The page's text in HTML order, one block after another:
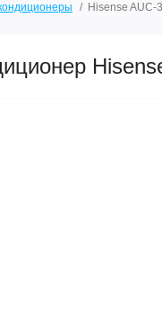
Hisense AUC-